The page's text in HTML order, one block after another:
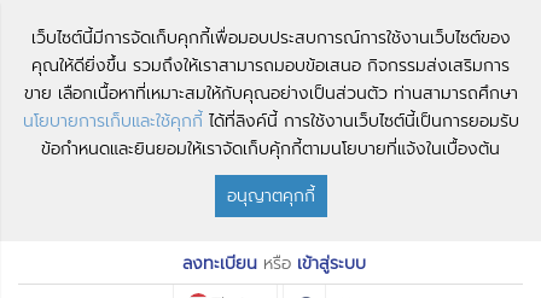
เว็บไซต์นี้มีการจัดเก็บคุกกี้เพื่อมอบประสบการณ์การใช้งานเว็บไซต์ของ
คุณให้ดียิ่งขึ้น รวมถึงให้เราสามารถมอบข้อเสนอ กิจกรรมส่งเสริมการ
ขาย เลือกเนื้อหาที่เหมาะสมให้กับคุณอย่างเป็นส่วนตัว ท่านสามารถศึกษา
นโยบายการเก็บและใช้คุกกี้ ได้ที่ลิงค์นี้ การใช้งานเว็บไซต์นี้เป็นการยอมรับ
ข้อกำหนดและยินยอมให้เราจัดเก็บคุ้กกี้ตามนโยบายที่แจ้งในเบื้องต้น
อนุญาตคุกกี้
ลงทะเบียนหรือ เข้าสู่ระบบ